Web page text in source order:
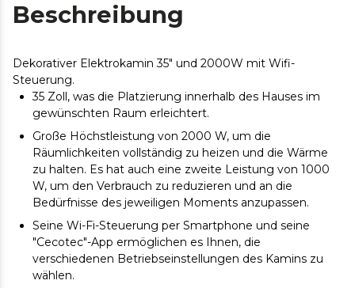
Beschreibung
Dekorativer Elektrokamin 35" und 2000W mit Wifi-
Steuerung.
35 Zoll, was die Platzierung innerhalb des Hauses im
gewünschten Raum erleichtert.
Große Höchstleistung von 2000 W, um die
Räumlichkeiten vollständig zu heizen und die Wärme
zu halten. Es hat auch eine zweite Leistung von 1000
W, um den Verbrauch zu reduzieren und an die
Bedürfnisse des jeweiligen Moments anzupassen.
Seine Wi-Fi-Steuerung per Smartphone und seine
"Cecotec"-App ermöglichen es Ihnen, die
verschiedenen Betriebseinstellungen des Kamins zu
wählen.